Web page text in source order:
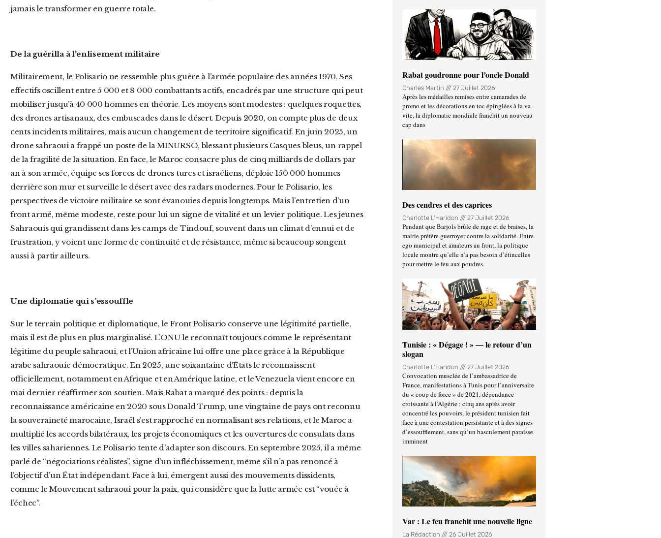
jamais le transformer en guerre totale.
De la guérilla à l’enlisement militaire
Militairement, le Polisario ne ressemble plus guère à l’armée populaire des années 1970. Ses
effectifs oscillent entre 5 000 et 8 000 combattants actifs, encadrés par une structure qui peut
mobiliser jusqu’à 40 000 hommes en théorie. Les moyens sont modestes : quelques roquettes,
des drones artisanaux, des embuscades dans le désert. Depuis 2020, on compte plus de deux
cents incidents militaires, mais aucun changement de territoire significatif. En juin 2025, un
drone sahraoui a frappé un poste de la MINURSO, blessant plusieurs Casques bleus, un rappel
de la fragilité de la situation. En face, le Maroc consacre plus de cinq milliards de dollars par
an à son armée, équipe ses forces de drones turcs et israéliens, déploie 150 000 hommes
derrière son mur et surveille le désert avec des radars modernes. Pour le Polisario, les
perspectives de victoire militaire se sont évanouies depuis longtemps. Mais l’entretien d’un
front armé, même modeste, reste pour lui un signe de vitalité et un levier politique. Les jeunes
Sahraouis qui grandissent dans les camps de Tindouf, souvent dans un climat d’ennui et de
frustration, y voient une forme de continuité et de résistance, même si beaucoup songent
aussi à partir ailleurs.
Une diplomatie qui s’essouffle
Sur le terrain politique et diplomatique, le Front Polisario conserve une légitimité partielle,
mais il est de plus en plus marginalisé. L’ONU le reconnaît toujours comme le représentant
légitime du peuple sahraoui, et l’Union africaine lui offre une place grâce à la République
arabe sahraouie démocratique. En 2025, une soixantaine d’États le reconnaissent
officiellement, notamment en Afrique et en Amérique latine, et le Venezuela vient encore en
mai dernier réaffirmer son soutien. Mais Rabat a marqué des points : depuis la
reconnaissance américaine en 2020 sous Donald Trump, une vingtaine de pays ont reconnu
la souveraineté marocaine, Israël s’est rapproché en normalisant ses relations, et le Maroc a
multiplié les accords bilatéraux, les projets économiques et les ouvertures de consulats dans
les villes sahariennes. Le Polisario tente d’adapter son discours. En septembre 2025, il a même
parlé de “négociations réalistes”, signe d’un infléchissement, même s’il n’a pas renoncé à
l’objectif d’un État indépendant. Face à lui, émergent aussi des mouvements dissidents,
comme le Mouvement sahraoui pour la paix, qui considère que la lutte armée est “vouée à
l’échec”.
Rabat goudronne pour l’oncle Donald
Charles Martin 27 Juillet 2026
Après les médailles remises entre camarades de
promo et les décorations en toc épinglées à la va-
vite, la diplomatie mondiale franchit un nouveau
cap dans
Des cendres et des caprices
Charlotte L'Haridon 27 Juillet 2026
Pendant que Barjols brûle de rage et de braises, la
mairie préfère guerroyer contre la solidarité. Entre
ego municipal et amateurs au front, la politique
locale montre qu’elle n’a pas besoin d’étincelles
pour mettre le feu aux poudres.
Tunisie : « Dégage ! » — le retour d’un
slogan
Charlotte L'Haridon 27 Juillet 2026
Convocation musclée de l’ambassadrice de
France, manifestations à Tunis pour l’anniversaire
du « coup de force » de 2021, dépendance
croissante à l’Algérie : cinq ans après avoir
concentré les pouvoirs, le président tunisien fait
face à une contestation persistante et à des signes
d’essoufflement, sans qu’un basculement paraisse
imminent
Var : Le feu franchit une nouvelle ligne
La Rédaction 26 Juillet 2026